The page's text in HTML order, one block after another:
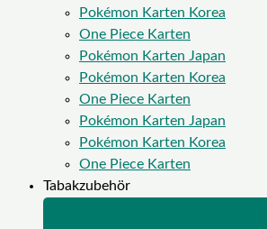
Pokémon Karten Korea
One Piece Karten
Pokémon Karten Japan
Pokémon Karten Korea
One Piece Karten
Pokémon Karten Japan
Pokémon Karten Korea
One Piece Karten
Tabakzubehör